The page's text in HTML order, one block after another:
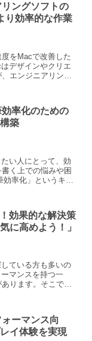
ングソフトの
り効率的な作業
をMacで改善した
デザインやクリエ
エンジニアリング
率化のための
築
い人にとって、効
く上での悩みや困
率化」というキー
効果的な解決策
に高めよう！」
ている方も多いの
マンスを持つ一
ります。そこで、
ーマンス向
イ体験を実現